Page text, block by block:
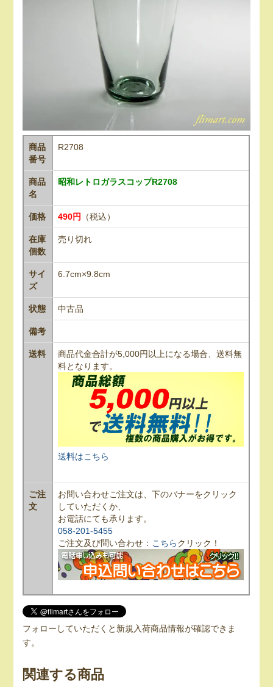
商品
番号
R2708
商品
名
昭和レトロガラスコップR2708
価格 490円 （税込）
在庫
個数
売り切れ
サイ
ズ
6.7cm×9.8cm
状態 中古品
備考
送料
商品代金合計が5,000円以上になる場合、送料無
料となります。
送料はこちら
ご注
文
お問い合わせご注文は、下のバナーをクリック
していただくか、
お電話にても承ります。
058-201-5455
ご注文及び問い合わせ： こちらクリック！
フォローしていただくと新規入荷商品情報が確認できま
す。
関連する商品